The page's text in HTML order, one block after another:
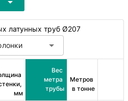
латунных труб Ø207
мм
Вес
метра
трубы
Метров
в тонне